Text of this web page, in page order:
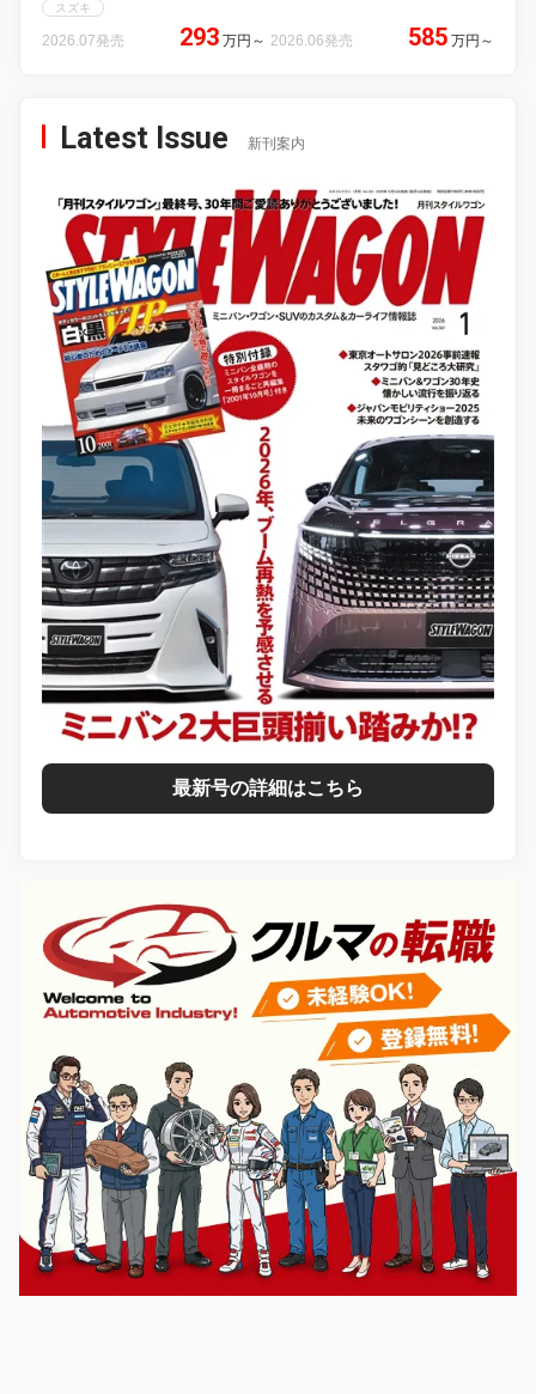
スズキ
2026.07発売 293 万円 ～ 2026.06発売 585 万円 ～
Latest Issue 新刊案内
最新号の詳細はこちら